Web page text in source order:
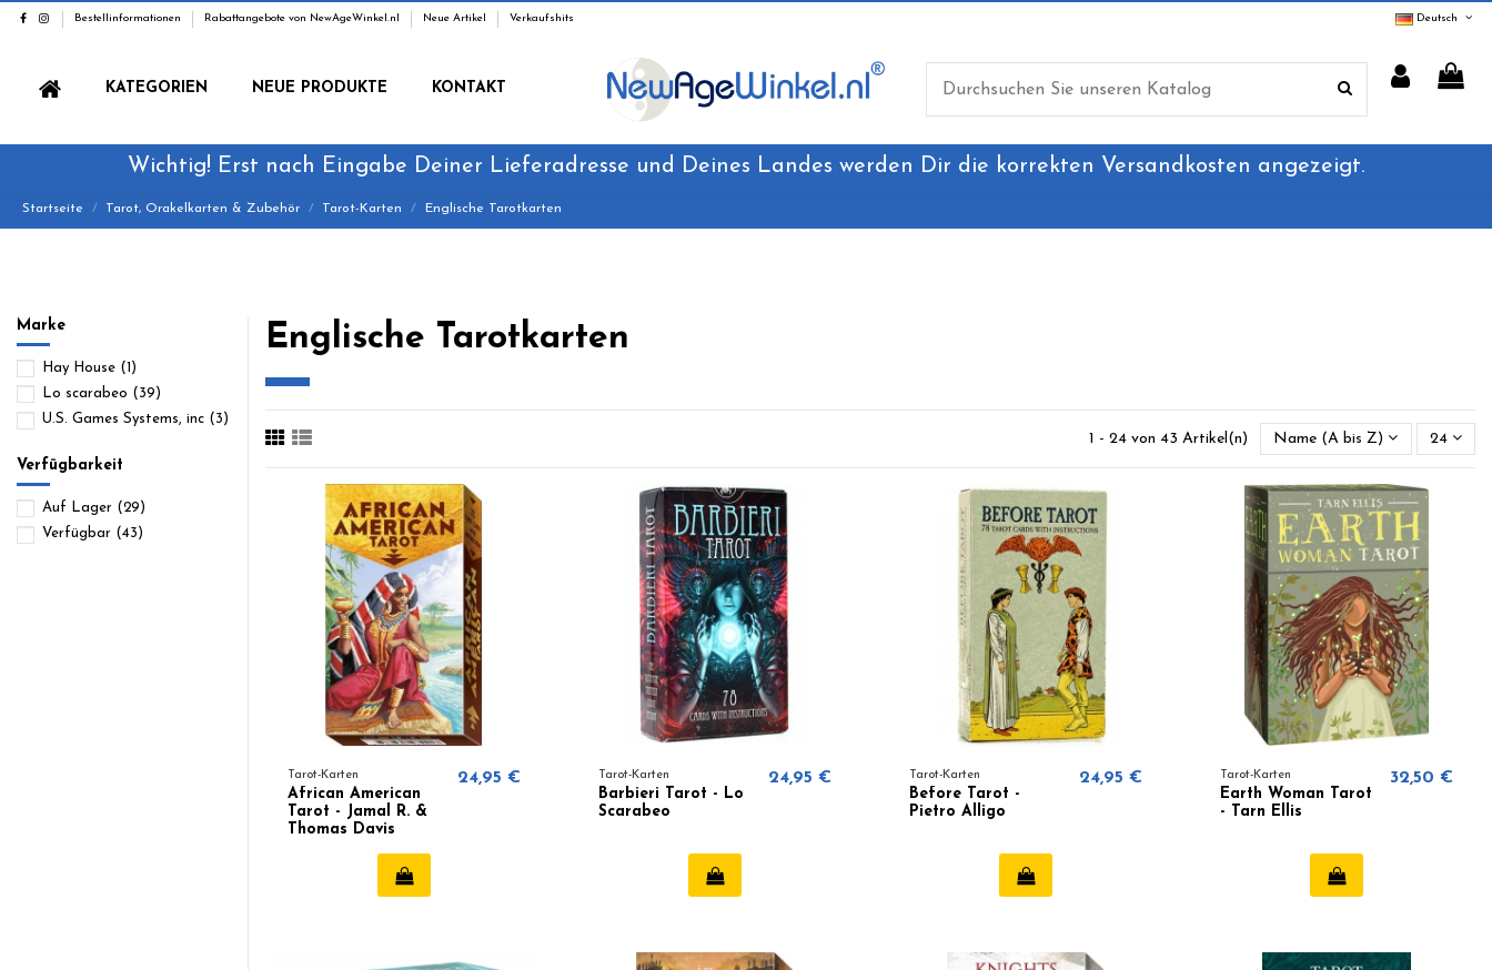
Bestellinformationen Rabattangebote von NewAgeWinkel.nl Neue Artikel Verkaufshits Deutsch
KATEGORIEN NEUE PRODUKTE KONTAKT
Wichtig! Erst nach Eingabe Deiner Lieferadresse und Deines Landes werden Dir die korrekten Versandkosten angezeigt.
Startseite Tarot, Orakelkarten & Zubehör Tarot-Karten Englische Tarotkarten
Englische Tarotkarten
1 - 24 von 43 Artikel(n) Name (A bis Z) 24
Tarot-Karten
African American
Tarot - Jamal R. &
Thomas Davis
24,95 € Tarot-Karten
Barbieri Tarot - Lo
Scarabeo
24,95 € Tarot-Karten
Before Tarot -
Pietro Alligo
24,95 € Tarot-Karten
Earth Woman Tarot
- Tarn Ellis
32,50 €
Marke
Hay House (1)
Lo scarabeo (39)
U.S. Games Systems, inc (3)
Verfügbarkeit
Auf Lager (29)
Verfügbar (43)